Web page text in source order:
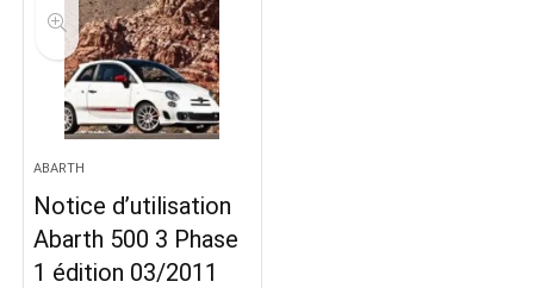
ABARTH
Notice d’utilisation
Abarth 500 3 Phase
1 édition 03/2011